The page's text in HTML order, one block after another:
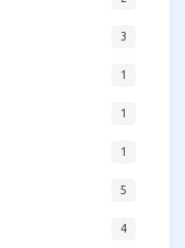
3
1
1
1
5
4